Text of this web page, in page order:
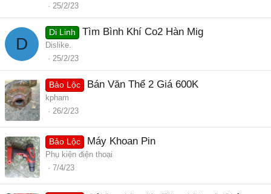
25/2/23
D
Di Linh Tìm Bình Khí Co2 Hàn Mig
Dislike.
25/2/23
Bảo Lộc Bán Văn Thể 2 Giá 600K
kpham
26/2/23
Bảo Lộc Máy Khoan Pin
Phụ kiện điện thoại
7/4/23